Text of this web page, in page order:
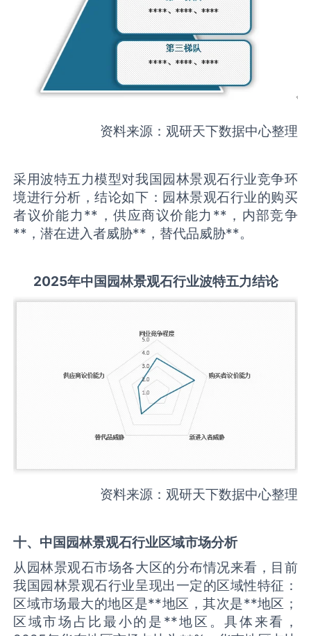
资料来源：观研天下数据中心整理
采用波特五力模型对我国园林景观石行业竞争环
境进行分析，结论如下：园林景观石行业的购买
者议价能力**，供应商议价能力**，内部竞争
**，潜在进入者威胁**，替代品威胁**。
2025年中国园林景观石行业波特五力结论
资料来源：观研天下数据中心整理
十、中国园林景观石行业区域市场分析
从园林景观石市场各大区的分布情况来看，目前
我国园林景观石行业呈现出一定的区域性特征：
区域市场最大的地区是**地区，其次是**地区；
区域市场占比最小的是**地区。具体来看，